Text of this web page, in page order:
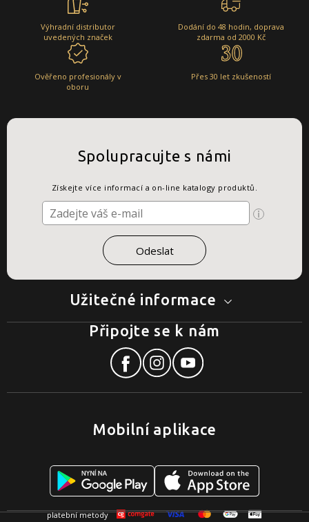
Výhradní distributor
uvedených značek
Dodání do 48 hodin, doprava
zdarma od 2000 Kč
Ověřeno profesionály v
oboru
Přes 30 let zkušeností
Užitečné informace
Spolupracujte s námi
Získejte více informací a on-line katalogy produktů.
Mobilní aplikace
Připojte se k nám